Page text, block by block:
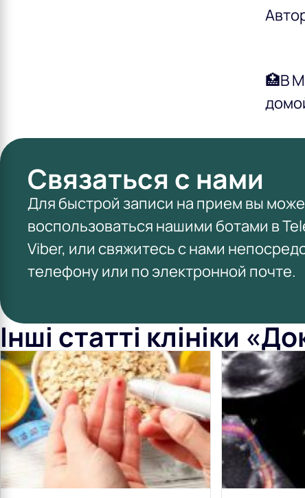
🏥В
Связаться с нами
Для быстрой записи на прием вы
воспользоваться нашими ботами в
Viber, или свяжитесь с нами
телефону или по электронной почте.
Інші статті клініки